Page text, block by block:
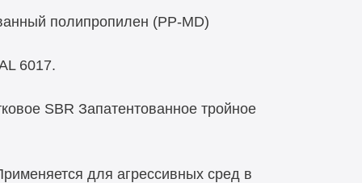
полипропилен (PP-MD)
6017.
SBR Запатентованное тройное
для агрессивных сред в